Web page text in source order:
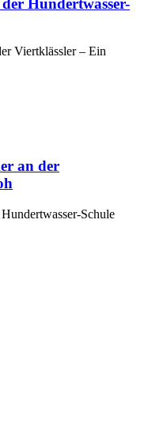
Hundertwasser-
Viertklässler – Ein
an der
Schule